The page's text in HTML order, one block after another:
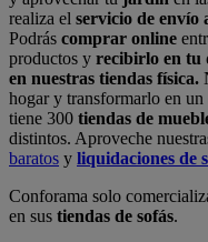
realiza el servicio de envío
Podrás comprar online
productos y recibirlo en tu
en nuestras tiendas física.
hogar y transformarlo en
tiene 300 tiendas de
distintos. Aproveche
baratos y liquidaciones de
Conforama solo
en sus tiendas de sofás.